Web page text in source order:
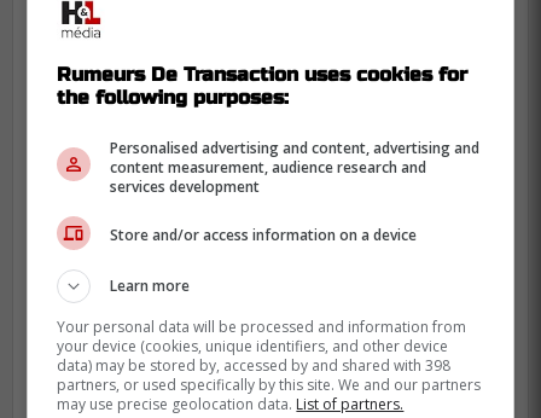
« On verra. Personne ne sait ce qui
peut arriver la saison prochaine ou
même la semaine prochaine. Peut-
être que je serai là dans deux ans si
mentalement. »
Avec cette nouvelle entente, il va pouvoir
continuer à progresser tranquillement, sans
se brûler les étapes.
Rumeurs De Transaction uses cookies for
the following purposes:
Personalised advertising and content, advertising and
content measurement, audience research and
services development
Store and/or access information on a device
Learn more
Your personal data will be processed and information from
your device (cookies, unique identifiers, and other device
data) may be stored by, accessed by and shared with 398
partners, or used specifically by this site. We and our partners
may use precise geolocation data. List of partners.